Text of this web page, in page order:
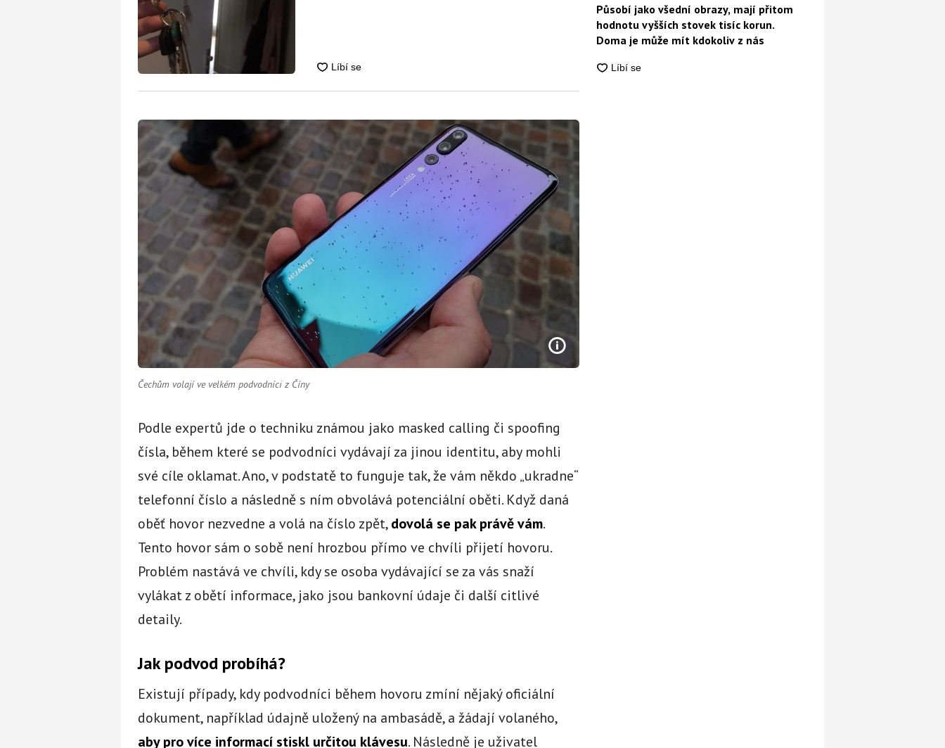
Čechům volají ve velkém podvodníci z Číny
Podle expertů jde o techniku známou jako masked calling či spoofing
čísla, během které se podvodníci vydávají za jinou identitu, aby mohli
své cíle oklamat. Ano, v podstatě to funguje tak, že vám někdo „ukradne“
telefonní číslo a následně s ním obvolává potenciální oběti. Když daná
oběť hovor nezvedne a volá na číslo zpět,dovolá se pak právě vám.
Tento hovor sám o sobě není hrozbou přímo ve chvíli přijetí hovoru.
Problém nastává ve chvíli, kdy se osoba vydávající se za vás snaží
vylákat z obětí informace, jako jsou bankovní údaje či další citlivé
detaily.
Jak podvod probíhá?
Existují případy, kdy podvodníci během hovoru zmíní nějaký oficiální
dokument, například údajně uložený na ambasádě, a žádají volaného,
aby pro více informací stiskl určitou klávesu. Následně je uživatel
Působí jako všední obrazy, mají přitom
hodnotu vyšších stovek tisíc korun.
Doma je může mít kdokoliv z nás